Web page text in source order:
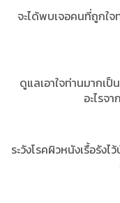
จะได้พบเจอคนที่ถูกใ
ดูแลเอาใจท่านมากเ
อะไรจ
ระวังโรคผิวหนังเรื้อรัง